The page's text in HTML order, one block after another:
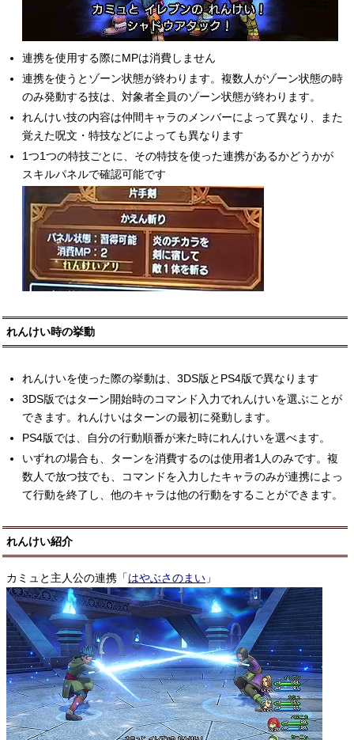
連携を使用する際にMPは消費しません
連携を使うとゾーン状態が終わります。複数人がゾーン状態の時
のみ発動する技は、対象者全員のゾーン状態が終わります。
れんけい技の内容は仲間キャラのメンバーによって異なり、また
覚えた呪文・特技などによっても異なります
1つ1つの特技ごとに、その特技を使った連携があるかどうかが
スキルパネルで確認可能です
れんけい時の挙動
れんけいを使った際の挙動は、3DS版とPS4版で異なります
3DS版ではターン開始時のコマンド入力でれんけいを選ぶことが
できます。れんけいはターンの最初に発動します。
PS4版では、自分の行動順番が来た時にれんけいを選べます。
いずれの場合も、ターンを消費するのは使用者1人のみです。複
数人で放つ技でも、コマンドを入力したキャラのみが連携によっ
て行動を終了し、他のキャラは他の行動をすることができます。
れんけい紹介
カミュと主人公の連携「はやぶさのまい 」